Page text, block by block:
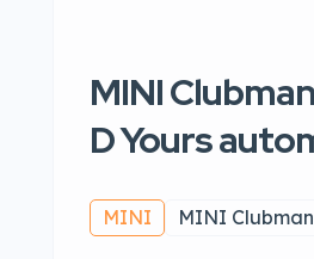
MINI
D Yours
MINI MINI Clubman